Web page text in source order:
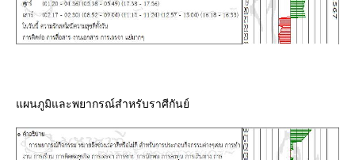
ผนภูมิและพยากรณ์สำหรับราศีกันย์